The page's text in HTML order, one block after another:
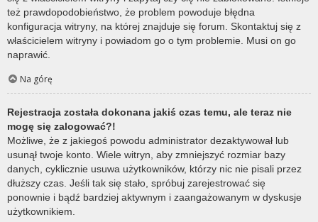
też prawdopodobieństwo, że problem powoduje błędna
konfiguracja witryny, na której znajduje się forum. Skontaktuj się z
właścicielem witryny i powiadom go o tym problemie. Musi on go
naprawić.
Na górę
Rejestracja została dokonana jakiś czas temu, ale teraz nie
mogę się zalogować?!
Możliwe, że z jakiegoś powodu administrator dezaktywował lub
usunął twoje konto. Wiele witryn, aby zmniejszyć rozmiar bazy
danych, cyklicznie usuwa użytkowników, którzy nic nie pisali przez
dłuższy czas. Jeśli tak się stało, spróbuj zarejestrować się
ponownie i bądź bardziej aktywnym i zaangażowanym w dyskusje
użytkownikiem.